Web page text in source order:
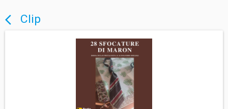
arrow_back_ios Clip